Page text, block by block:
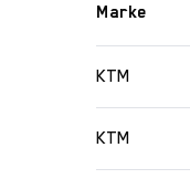
Marke
KTM
KTM